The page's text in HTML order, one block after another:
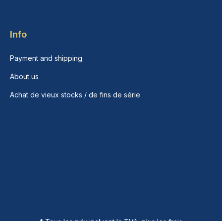
Info
Payment and shipping
About us
Achat de vieux stocks / de fins de série